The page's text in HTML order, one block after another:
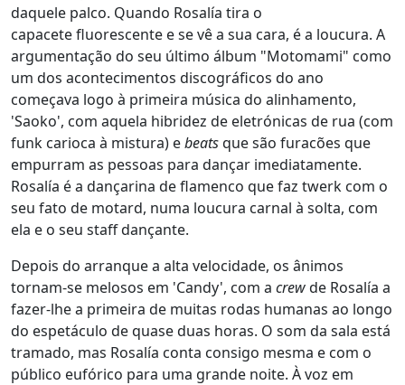
daquele palco. Quando Rosalía tira o
capacete fluorescente e se vê a sua cara, é a loucura. A
argumentação do seu último álbum "Motomami" como
um dos acontecimentos discográficos do ano
começava logo à primeira música do alinhamento,
'Saoko', com aquela hibridez de eletrónicas de rua (com
funk carioca à mistura) ebeatsque são furacões que
empurram as pessoas para dançar imediatamente.
Rosalía é a dançarina de flamenco que faz twerk com o
seu fato de motard, numa loucura carnal à solta, com
ela e o seu staff dançante.
Depois do arranque a alta velocidade, os ânimos
tornam-se melosos em 'Candy', com a crewde Rosalía a
fazer-lhe a primeira de muitas rodas humanas ao longo
do espetáculo de quase duas horas. O som da sala está
tramado, mas Rosalía conta consigo mesma e com o
público eufórico para uma grande noite. À voz em